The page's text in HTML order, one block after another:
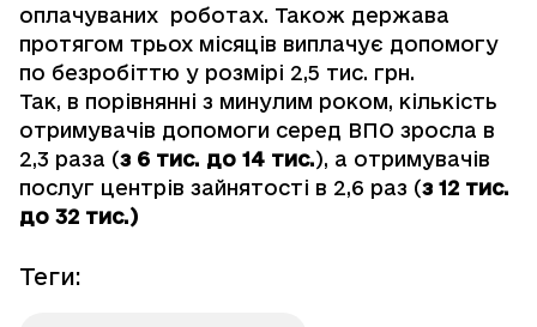
оплачуваних роботах. Також держава
протягом трьох місяців виплачує допомогу
по безробіттю у розмірі 2,5 тис. грн.
Так, в порівнянні з минулим роком, кількість
отримувачів допомоги серед ВПО зросла в
2,3 раза (з 6 тис. до 14 тис.), а отримувачів
послуг центрів зайнятості в 2,6 раз (з 12 тис.
до 32 тис.)
Теги: